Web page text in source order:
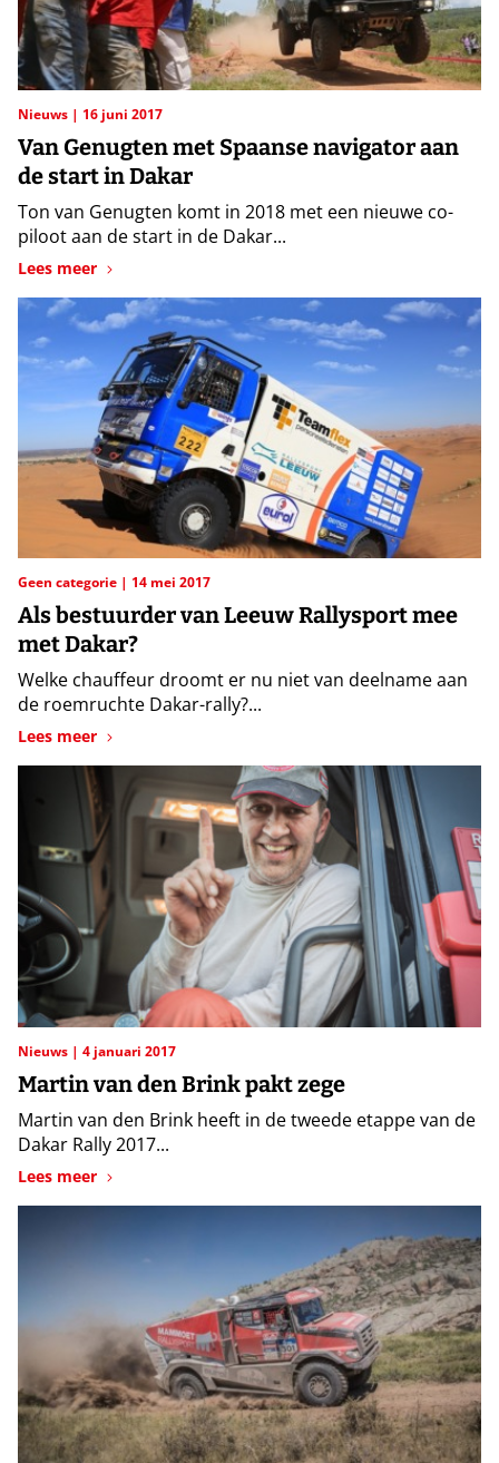
Nieuws 16 juni 2017
Van Genugten met Spaanse navigator aan
de start in Dakar
Ton van Genugten komt in 2018 met een nieuwe co-
piloot aan de start in de Dakar...
Lees meer
Geen categorie 14 mei 2017
Als bestuurder van Leeuw Rallysport mee
met Dakar?
Welke chauffeur droomt er nu niet van deelname aan
de roemruchte Dakar-rally?...
Lees meer
Nieuws 4 januari 2017
Martin van den Brink pakt zege
Martin van den Brink heeft in de tweede etappe van de
Dakar Rally 2017...
Lees meer